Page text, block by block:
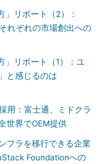
」リポート（2）：
れぞれの市場創出への
」リポート（1）：ユ
と感じるのは
用：富士通、ミドクラ
世界でOEM提供
フラを移行できる企業
Foundationへの